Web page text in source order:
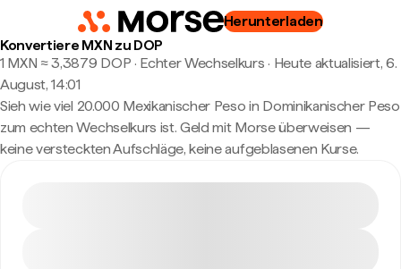
Herunterladen
Konvertiere MXN zu DOP
1 MXN ≈ 3,3879 DOP · Echter Wechselkurs · Heute aktualisiert, 6.
August, 14:01
Sieh wie viel 20.000 Mexikanischer Peso in Dominikanischer Peso
zum echten Wechselkurs ist. Geld mit Morse überweisen —
keine versteckten Aufschläge, keine aufgeblasenen Kurse.